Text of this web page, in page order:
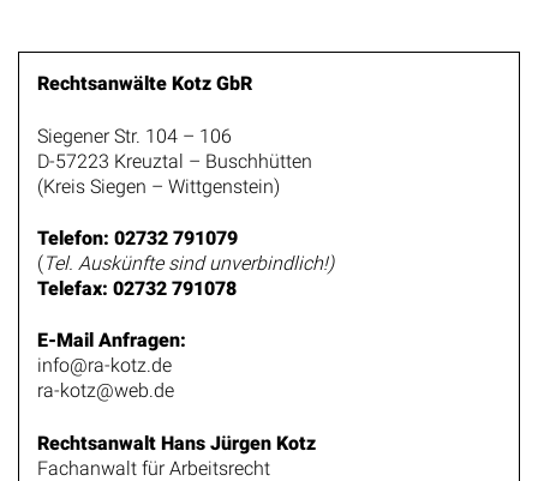
Rechtsanwälte Kotz GbR
Siegener Str. 104 – 106
D-57223 Kreuztal – Buschhütten
(Kreis Siegen – Wittgenstein)
Telefon: 02732 791079
(Tel. Auskünfte sind unverbindlich!)
Telefax: 02732 791078
E-Mail Anfragen:
info@ra-kotz.de
ra-kotz@web.de
Rechtsanwalt Hans Jürgen Kotz
Fachanwalt für Arbeitsrecht